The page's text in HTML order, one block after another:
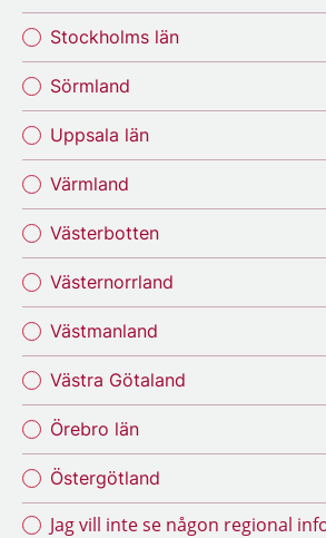
Stockholms län
Sörmland
Uppsala län
Värmland
Västerbotten
Västernorrland
Västmanland
Västra Götaland
Örebro län
Östergötland
Jag vill inte se någon regional